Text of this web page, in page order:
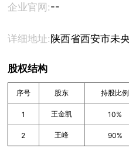
企业官网:--
详细地址: 陕西省西安市未
股权结构
序号 股东 持股比例
1 王金凯 10%
2 王峰 90%